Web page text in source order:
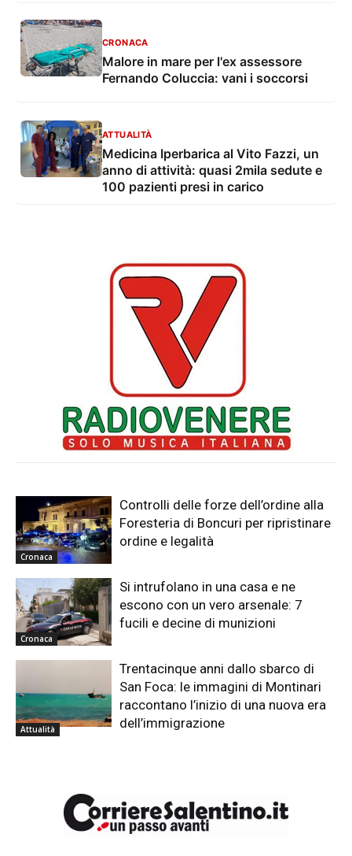
CRONACA
Malore in mare per l'ex assessore
Fernando Coluccia: vani i soccorsi
ATTUALITÀ
Medicina Iperbarica al Vito Fazzi, un
anno di attività: quasi 2mila sedute e
100 pazienti presi in carico
Cronaca
Controlli delle forze dell’ordine alla
Foresteria di Boncuri per ripristinare
ordine e legalità
Cronaca
Si intrufolano in una casa e ne
escono con un vero arsenale: 7
fucili e decine di munizioni
Attualità
Trentacinque anni dallo sbarco di
San Foca: le immagini di Montinari
raccontano l’inizio di una nuova era
dell’immigrazione